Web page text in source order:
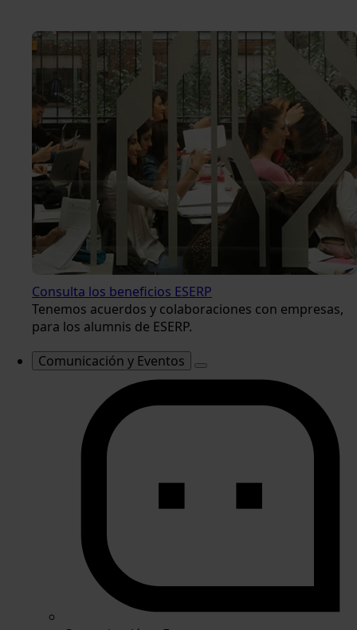
Consulta los beneficios ESERP
Tenemos acuerdos y colaboraciones con empresas,
para los alumnis de ESERP.
Comunicación y Eventos